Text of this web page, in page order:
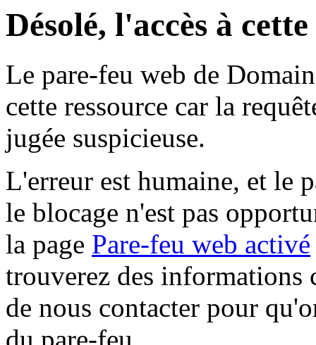
Désolé, l'accès à
Le pare-feu web de
cette ressource car la
jugée suspicieuse.
L'erreur est humaine, et le
le blocage n'est pas
la page Pare-feu web activé
trouverez des informations
de nous contacter pour